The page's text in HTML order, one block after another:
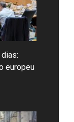
europeu